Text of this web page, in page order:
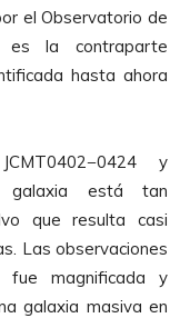
el Observatorio de
es la contraparte
hasta ahora
y
galaxia está tan
que resulta casi
Las observaciones
magnificada y
galaxia masiva en